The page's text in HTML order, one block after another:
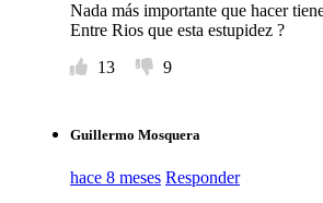
Nada más importante que hacer
Entre Rios que esta estupidez ?
13
9
Guillermo Mosquera
hace 8 meses Responder